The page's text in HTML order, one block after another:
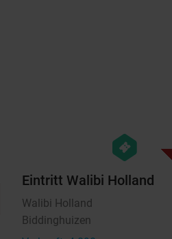
hexagon
events
Eintritt Walibi Holland
Walibi Holland
Biddinghuizen